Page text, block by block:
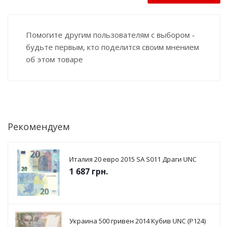
Помогите другим пользователям с выбором -
будьте первым, кто поделится своим мнением
об этом товаре
Рекомендуем
Италия 20 евро 2015 SА S011 Драги UNC
1 687 грн.
Украина 500 гривен 2014 Кубив UNC (P124)